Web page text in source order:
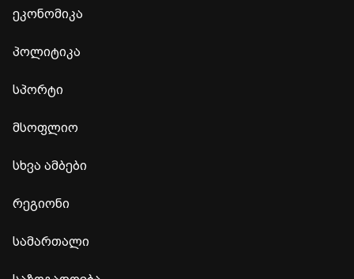
ეკონომიკა
პოლიტიკა
სპორტი
მსოფლიო
სხვა ამბები
რეგიონი
სამართალი